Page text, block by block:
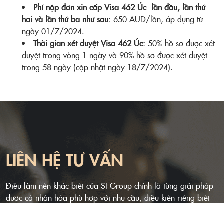
Phí nộp đơn xin cấp Visa 462 Úc lần đầu, lần thứ
hai và lần thứ ba như sau: 650 AUD/lần, áp dụng từ
ngày 01/7/2024.
Thời gian xét duyệt Visa 462 Úc: 50% hồ sơ được xét
duyệt trong vòng 1 ngày và 90% hồ sơ được xét duyệt
trong 58 ngày (cập nhật ngày 18/7/2024).
LIÊN HỆ TƯ VẤN
Điều làm nên khác biệt của SI Group chính là từng giải pháp
được cá nhân hóa phù hợp với nhu cầu, điều kiện riêng biệt